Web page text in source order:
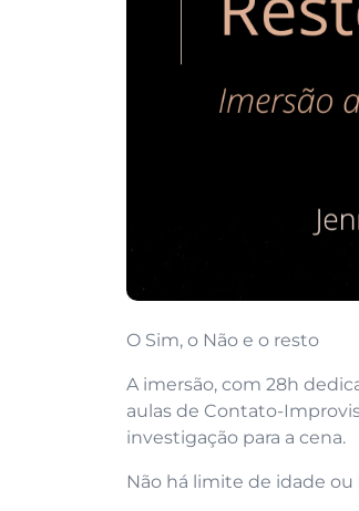
O Sim, o Não e o resto
A imersão, com 28h
aulas de Contato-
investigação para a cena.
Não há limite de idade